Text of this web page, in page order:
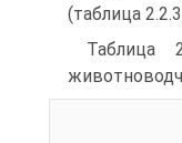
(таблица
Таблица